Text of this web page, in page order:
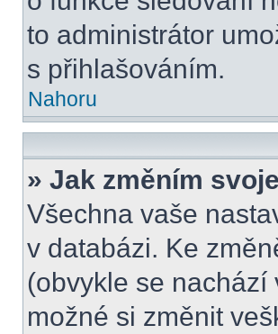
to administrátor
s přihlašováním.
Nahoru
» Jak změním
Všechna vaše
v databázi. Ke
(obvykle se
možné si změnit